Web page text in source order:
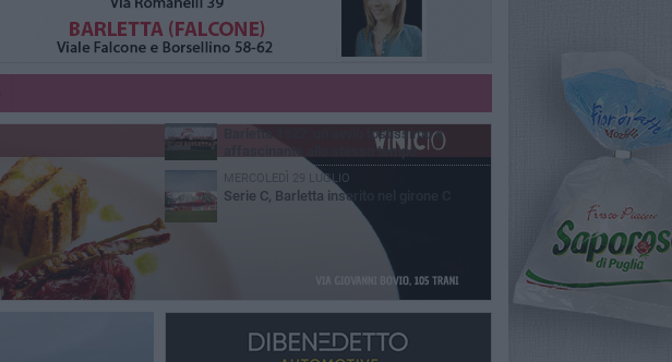
Il calcio italiano piange l'immenso Franco
Baresi
GIOVEDÌ 6 AGOSTO
Addio a mister Marchioro. L'uomo del
VENERDÌ 31 LUGLIO
Barletta 1922: un avvio tostissimo e
affascinante allo stesso tempo
MERCOLEDÌ 29 LUGLIO
Serie C, Barletta inserito nel girone C